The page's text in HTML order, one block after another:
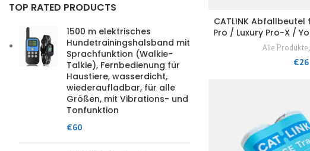
TOP RATED PRODUCTS
1500 m elektrisches
Hundetrainingshalsband mit
Sprachfunktion (Walkie-
Talkie), Fernbedienung für
Haustiere, wasserdicht,
wiederaufladbar, für alle
Größen, mit Vibrations- und
Tonfunktion
€60
CATLINK Abfallbeutel
Pro / Luxury Pro-X /
Alle Produkte,
€26